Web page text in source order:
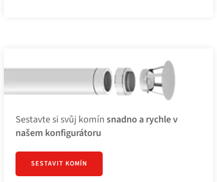
Sestavte si svůj komínsnadno a rychle v
našem konfigurátoru
SESTAVIT KOMÍN